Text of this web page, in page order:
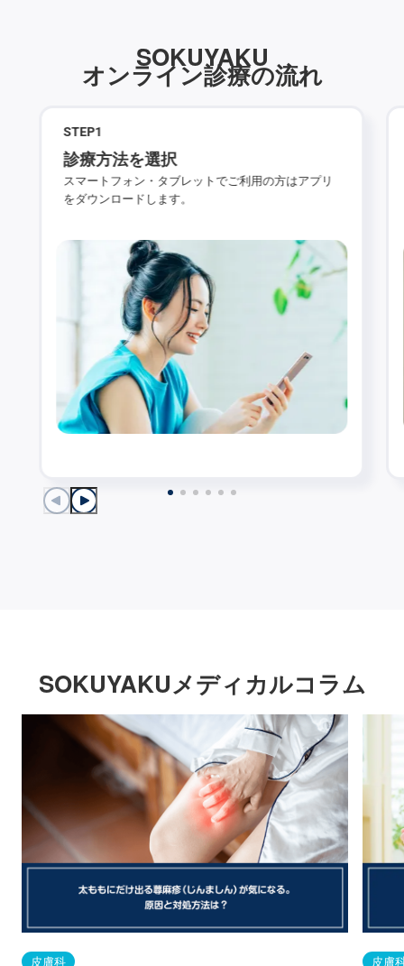
SOKUYAKU
オンライン診療の流れ
STEP1
診療方法を選択
スマートフォン・タブレットでご利用の方はアプリ
をダウンロードします。
SOKUYAKUメディカルコラム
皮膚科
皮膚